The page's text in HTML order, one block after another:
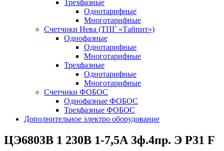
Трехфазные
Однотарифные
Многотарифные
Счетчики Нева (ТПГ «Тайпит»)
Однофазные
Однотарифные
Многотарифные
Трехфазные
Однотарифные
Многотарифные
Счетчики ФОБОС
Однофазные ФОБОС
Трехфазные ФОБОС
Дополнительное электро оборудование
ЦЭ6803В 1 230В 1-7,5А 3ф.4пр. Э Р31 F